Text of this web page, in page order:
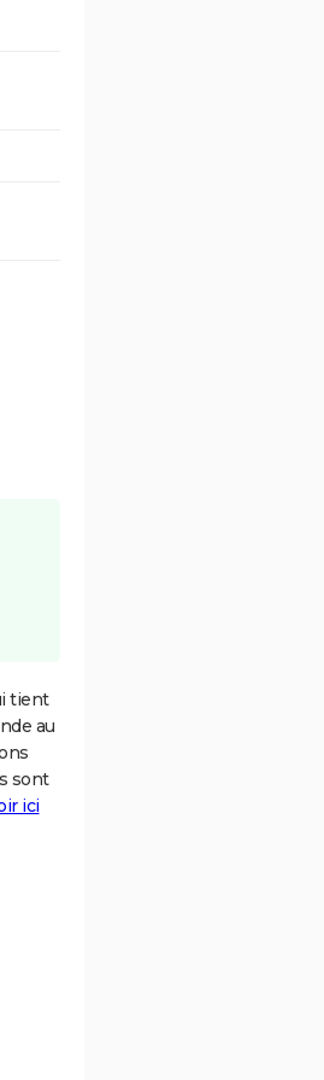
tient
au
sont
ici